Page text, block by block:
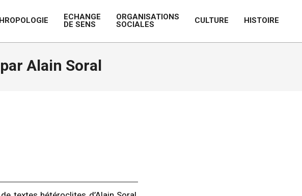
ECHANGE
DE SENS
ORGANISATIONS
SOCIALES
CULTURE HISTOIRE
Alain Soral